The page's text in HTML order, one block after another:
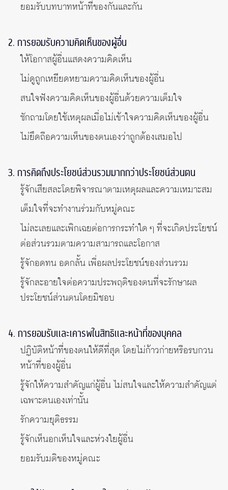
ยอมรับบทบาทหน้าที่ของกันและกัน
2. การยอมรับความคิดเห็นของผู้อื่น
ให้โอกาสผู้อื่นแสดงความคิดเห็น
ไม่ดูถูกเหยียดหยามความคิดเห็นของผู้อื่น
สนใจฟังความคิดเห็นของผู้อื่นด้วยความเต็มใจ
ซักถามโดยใช้เหตุผลเมื่อไม่เข้าใจความคิดเห็นของผู้อื่น
ไม่ยึดถือความเห็นของตนเองว่าถูกต้องเสมอไป
3. การคิดถึงประโยชน์ส่วนรวมมากกว่าประโยชน์ส่วนตน
รู้จักเสียสละโดยพิจารณาตามเหตุผลและความเหมาะสม
เต็มใจที่จะทำงานร่วมกับหมู่คณะ
ไม่ละเลยและเพิกเฉยต่อการกระทำใด ๆ ที่จะเกิดประโยชน์
ต่อส่วนรวมตามความสามารถและโอกาส
รู้จักอดทน อดกลั้น เพื่อผลประโยชน์ของส่วนรวม
รู้จักละอายใจต่อความประพฤติของตนที่จะรักษาผล
ประโยชน์ส่วนตนโดยมิชอบ
4. การยอมรับและเคารพในสิทธิและหน้าที่ของบุคคล
ปฏิบัติหน้าที่ของตนให้ดีที่สุด โดยไม่ก้าวก่ายหรือรบกวน
หน้าที่ของผู้อื่น
รู้จักให้ความสำคัญแก่ผู้อื่น ไม่สนใจและให้ความสำคัญแต่
เฉพาะตนเองเท่านั้น
รักความยุติธรรม
รู้จักเห็นอกเห็นใจและห่วงใยผู้อื่น
ยอมรับมติของหมู่คณะ